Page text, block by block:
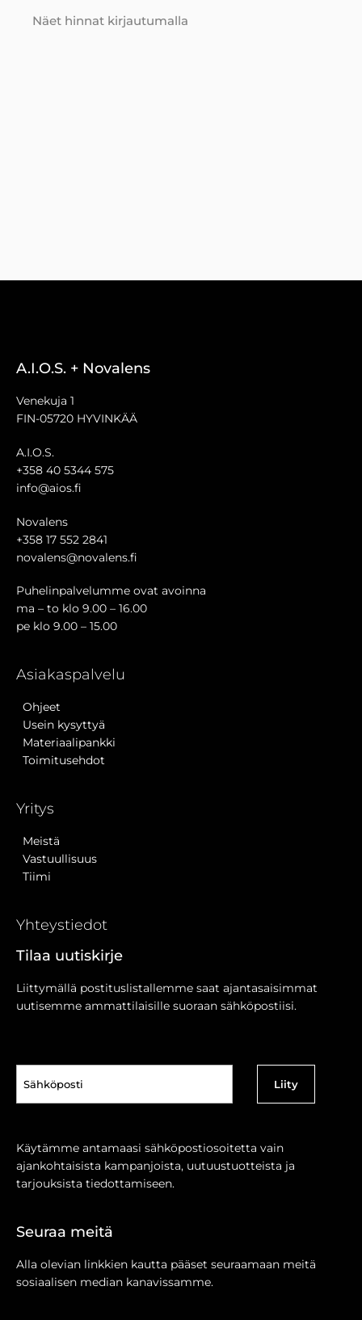
Näet hinnat kirjautumalla
A.I.O.S. + Novalens
Venekuja 1
FIN-05720 HYVINKÄÄ
A.I.O.S.
+358 40 5344 575
info@aios.fi
Novalens
+358 17 552 2841
novalens@novalens.fi
Puhelinpalvelumme ovat avoinna
ma – to klo 9.00 – 16.00
pe klo 9.00 – 15.00
Asiakaspalvelu
Ohjeet
Usein kysyttyä
Materiaalipankki
Toimitusehdot
Yritys
Meistä
Vastuullisuus
Tiimi
Yhteystiedot
Tilaa uutiskirje
Liittymällä postituslistallemme saat ajantasaisimmat
uutisemme ammattilaisille suoraan sähköpostiisi.
(Pakollinen)
Käytämme antamaasi sähköpostiosoitetta vain
ajankohtaisista kampanjoista, uutuustuotteista ja
tarjouksista tiedottamiseen.
Seuraa meitä
Alla olevian linkkien kautta pääset seuraamaan meitä
sosiaalisen median kanavissamme.